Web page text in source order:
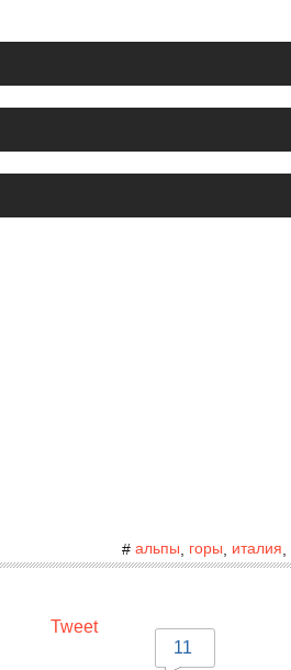
# альпы горы италия
Tweet
11